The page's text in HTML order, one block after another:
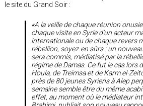
le site du Grand Soir :
«A la veille de chaque réunion
chaque visite en Syrie d’un acteur
internationale ou de chaque revers
rébellion, soyez-en sûrs : un
sera commis, médiatisé par la
régime de Damas. Ce fut le cas lors
Houla, de Treimsa et de Karm el-
près de 80 jeunes Syriens à Alep
semaine semble être du même
effet, au moment où le médiateur